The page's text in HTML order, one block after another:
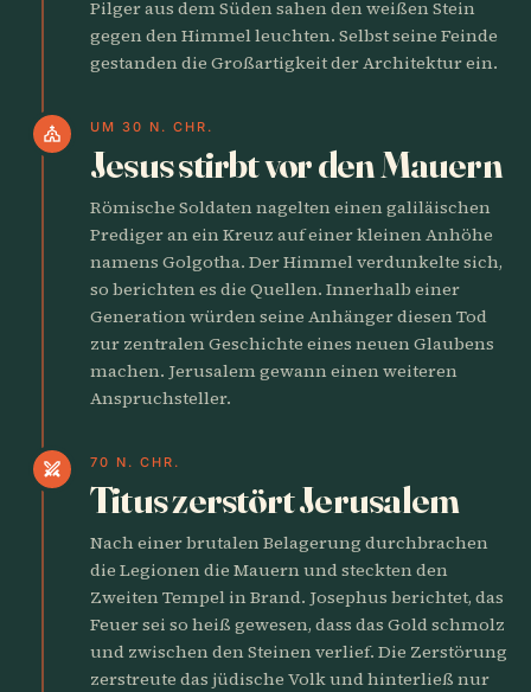
Pilger aus dem Süden sahen den weißen Stein
gegen den Himmel leuchten. Selbst seine Feinde
gestanden die Großartigkeit der Architektur ein.
church UM 30 N. CHR.
Jesus stirbt vor den Mauern
Römische Soldaten nagelten einen galiläischen
Prediger an ein Kreuz auf einer kleinen Anhöhe
namens Golgotha. Der Himmel verdunkelte sich,
so berichten es die Quellen. Innerhalb einer
Generation würden seine Anhänger diesen Tod
zur zentralen Geschichte eines neuen Glaubens
machen. Jerusalem gewann einen weiteren
Anspruchsteller.
swords 70 N. CHR.
Titus zerstört Jerusalem
Nach einer brutalen Belagerung durchbrachen
die Legionen die Mauern und steckten den
Zweiten Tempel in Brand. Josephus berichtet, das
Feuer sei so heiß gewesen, dass das Gold schmolz
und zwischen den Steinen verlief. Die Zerstörung
zerstreute das jüdische Volk und hinterließ nur